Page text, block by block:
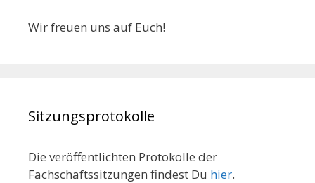
Wir freuen uns auf Euch!
Sitzungsprotokolle
Die veröffentlichten Protokolle der
Fachschaftssitzungen findest Du hier.